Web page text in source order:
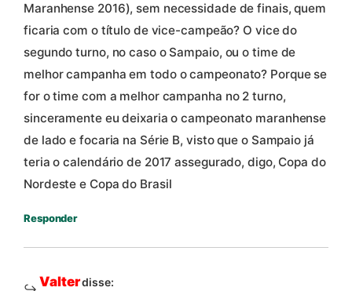
Maranhense 2016), sem necessidade de finais, quem
ficaria com o título de vice-campeão? O vice do
segundo turno, no caso o Sampaio, ou o time de
melhor campanha em todo o campeonato? Porque se
for o time com a melhor campanha no 2 turno,
sinceramente eu deixaria o campeonato maranhense
de lado e focaria na Série B, visto que o Sampaio já
teria o calendário de 2017 assegurado, digo, Copa do
Nordeste e Copa do Brasil
Responder
Valterdisse: